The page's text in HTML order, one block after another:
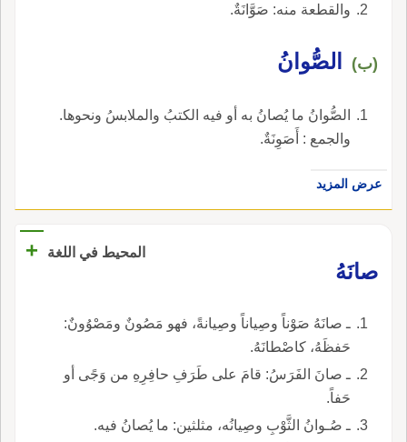
والقطعة منه: صَوَّانَةٌ.
(ب) الصُّوانُ
الصُّوانُ ما يُصانُ به أو فيه الكتبُ والملابسُ ونحوها.
والجمع : أَصَوِنَةٌ.
عرض المزيد
المحيط في اللغة
+
صانَهُ
ـ صانَهُ صَوْناً وصِياناً وصِيانةً، فهو مَصُونٌ ومَصْوُونٌ:
حَفظَهُ، كاصْطانَهُ.
ـ صانَ الفَرَسُ: قامَ على طَرَفِ حافِرِهِ من وَجًى أو
حَفاً.
ـ صُـوانُ الثَّوْبِ وصِيانُه، مثلثين: ما يُصانُ فيه.